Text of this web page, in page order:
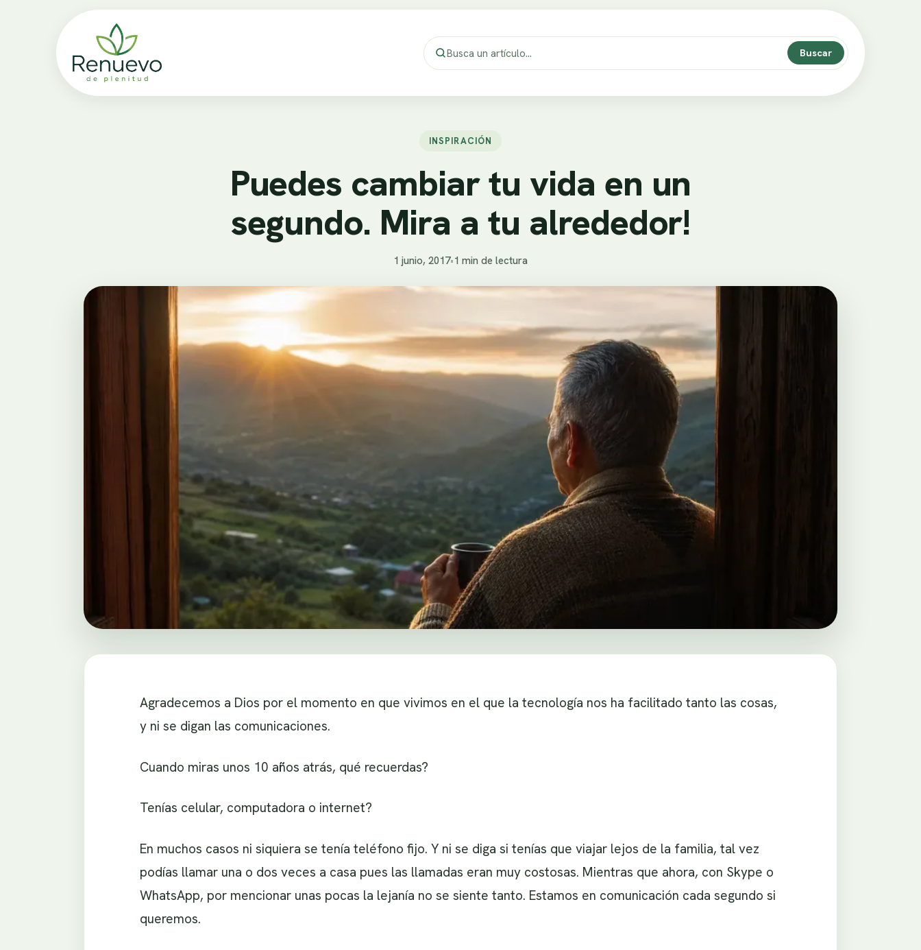
Buscar
INSPIRACIÓN
Puedes cambiar tu vida en un
segundo. Mira a tu alrededor!
1 junio, 2017•1 min de lectura
Agradecemos a Dios por el momento en que vivimos en el que la tecnología nos ha facilitado tanto las cosas,
y ni se digan las comunicaciones.
Cuando miras unos 10 años atrás, qué recuerdas?
Tenías celular, computadora o internet?
En muchos casos ni siquiera se tenía teléfono fijo. Y ni se diga si tenías que viajar lejos de la familia, tal vez
podías llamar una o dos veces a casa pues las llamadas eran muy costosas. Mientras que ahora, con Skype o
WhatsApp, por mencionar unas pocas la lejanía no se siente tanto. Estamos en comunicación cada segundo si
queremos.